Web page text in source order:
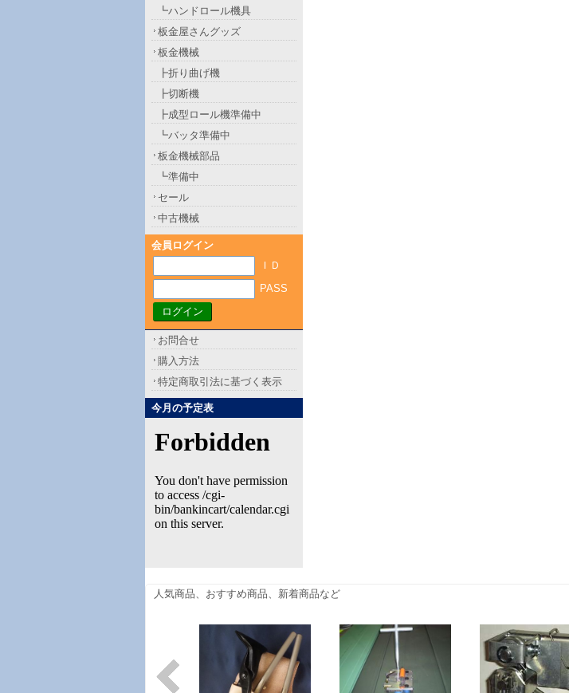
┗ハンドロール機具
板金屋さんグッズ
板金機械
┣折り曲げ機
┣切断機
┣成型ロール機準備中
┗バッタ準備中
板金機械部品
┗準備中
セール
中古機械
会員ログイン
ＩＤ
PASS
お問合せ
購入方法
特定商取引法に基づく表示
今月の予定表